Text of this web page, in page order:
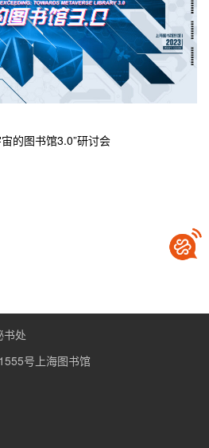
的图书馆3.0”研讨会
书处
号上海图书馆